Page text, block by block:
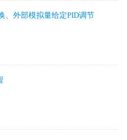
、外部模拟量给定PID调节